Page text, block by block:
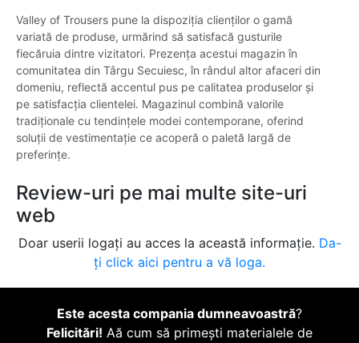
Valley of Trousers pune la dispoziția clienților o gamă
variată de produse, urmărind să satisfacă gusturile
fiecăruia dintre vizitatori. Prezența acestui magazin în
comunitatea din Târgu Secuiesc, în rândul altor afaceri din
domeniu, reflectă accentul pus pe calitatea produselor și
pe satisfacția clientelei. Magazinul combină valorile
tradiționale cu tendințele modei contemporane, oferind
soluții de vestimentație ce acoperă o paletă largă de
preferințe.
Review-uri pe mai multe site-uri
web
Doar userii logați au acces la această informație. Da-
ți click aici pentru a vă loga.
Este acesta compania dumneavoastră?
Felicitări! Aă cum să primești materialele de